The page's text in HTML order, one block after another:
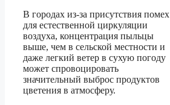
В городах из-за присутствия помех
для естественной циркуляции
воздуха, концентрация пыльцы
выше, чем в сельской местности и
даже легкий ветер в сухую погоду
может спровоцировать
значительный выброс продуктов
цветения в атмосферу.